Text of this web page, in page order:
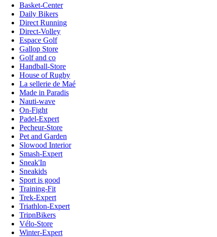
Basket-Center
Daily Bikers
Direct Running
Direct-Volley
Espace Golf
Gallop Store
Golf and co
Handball-Store
House of Rugby
La sellerie de Maé
Made in Paradis
Nauti-wave
On-Fight
Padel-Expert
Pecheur-Store
Pet and Garden
Slowood Interior
Smash-Expert
Sneak'In
Sneakids
Sport is good
Training-Fit
Trek-Expert
Triathlon-Expert
TripnBikers
Vélo-Store
Winter-Expert